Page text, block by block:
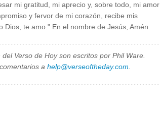
mi gratitud, mi aprecio y, sobre todo, mi amor
y fervor de mi corazón, recibe mis
Dios, te amo." En el nombre de Jesús, Amén.
Verso de Hoy son escritos por Phil Ware.
a help@verseoftheday.com